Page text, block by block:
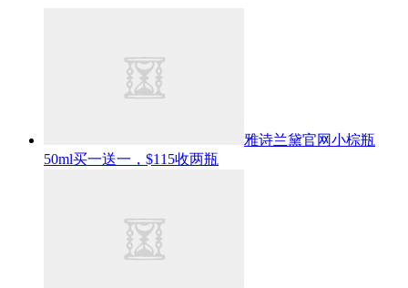
雅诗兰黛官网小棕瓶
50ml买一送一，$115收两瓶